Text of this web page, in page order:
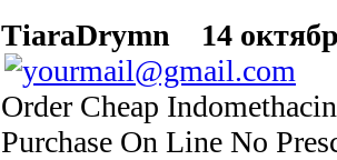
TiaraDrymn
14
Order Cheap
Purchase On Line No